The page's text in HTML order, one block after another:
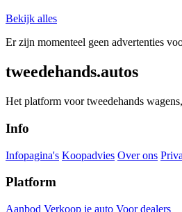
Bekijk alles
Er zijn momenteel geen advertenties
tweedehands.autos
Het platform voor tweedehands
Info
Infopagina's Koopadvies Over ons
Platform
Aanbod Verkoop je auto Voor dealers